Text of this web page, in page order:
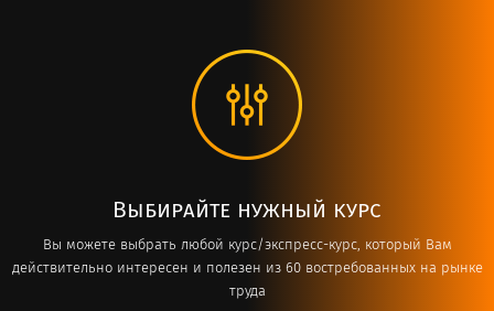
Выбирайте нужный курс
Вы можете выбрать любой курс/экспресс-курс, который Вам
действительно интересен и полезен из 60 востребованных на рынке
труда